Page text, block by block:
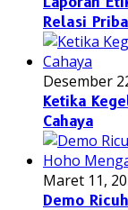
Relasi
Desember
Ketika
Cahaya
Maret 11,
Demo